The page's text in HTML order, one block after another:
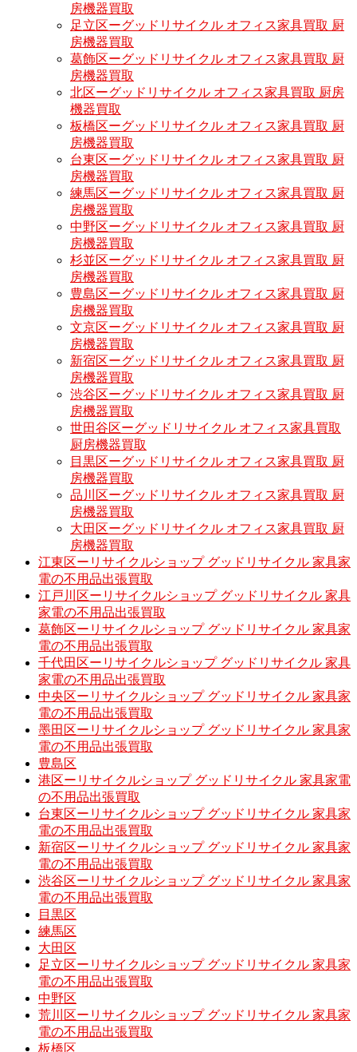
房機器買取
足立区ーグッドリサイクル オフィス家具買取 厨
房機器買取
葛飾区ーグッドリサイクル オフィス家具買取 厨
房機器買取
北区ーグッドリサイクル オフィス家具買取 厨房
機器買取
板橋区ーグッドリサイクル オフィス家具買取 厨
房機器買取
台東区ーグッドリサイクル オフィス家具買取 厨
房機器買取
練馬区ーグッドリサイクル オフィス家具買取 厨
房機器買取
中野区ーグッドリサイクル オフィス家具買取 厨
房機器買取
杉並区ーグッドリサイクル オフィス家具買取 厨
房機器買取
豊島区ーグッドリサイクル オフィス家具買取 厨
房機器買取
文京区ーグッドリサイクル オフィス家具買取 厨
房機器買取
新宿区ーグッドリサイクル オフィス家具買取 厨
房機器買取
渋谷区ーグッドリサイクル オフィス家具買取 厨
房機器買取
世田谷区ーグッドリサイクル オフィス家具買取
厨房機器買取
目黒区ーグッドリサイクル オフィス家具買取 厨
房機器買取
品川区ーグッドリサイクル オフィス家具買取 厨
房機器買取
大田区ーグッドリサイクル オフィス家具買取 厨
房機器買取
江東区ーリサイクルショップ グッドリサイクル 家具家
電の不用品出張買取
江戸川区ーリサイクルショップ グッドリサイクル 家具
家電の不用品出張買取
葛飾区ーリサイクルショップ グッドリサイクル 家具家
電の不用品出張買取
千代田区ーリサイクルショップ グッドリサイクル 家具
家電の不用品出張買取
中央区ーリサイクルショップ グッドリサイクル 家具家
電の不用品出張買取
墨田区ーリサイクルショップ グッドリサイクル 家具家
電の不用品出張買取
豊島区
港区ーリサイクルショップ グッドリサイクル 家具家電
の不用品出張買取
台東区ーリサイクルショップ グッドリサイクル 家具家
電の不用品出張買取
新宿区ーリサイクルショップ グッドリサイクル 家具家
電の不用品出張買取
渋谷区ーリサイクルショップ グッドリサイクル 家具家
電の不用品出張買取
目黒区
練馬区
大田区
足立区ーリサイクルショップ グッドリサイクル 家具家
電の不用品出張買取
中野区
荒川区ーリサイクルショップ グッドリサイクル 家具家
電の不用品出張買取
板橋区